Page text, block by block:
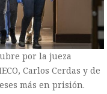
por la jueza
Carlos Cerdas y de
más en prisión.